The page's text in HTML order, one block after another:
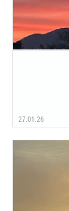
27.01.26